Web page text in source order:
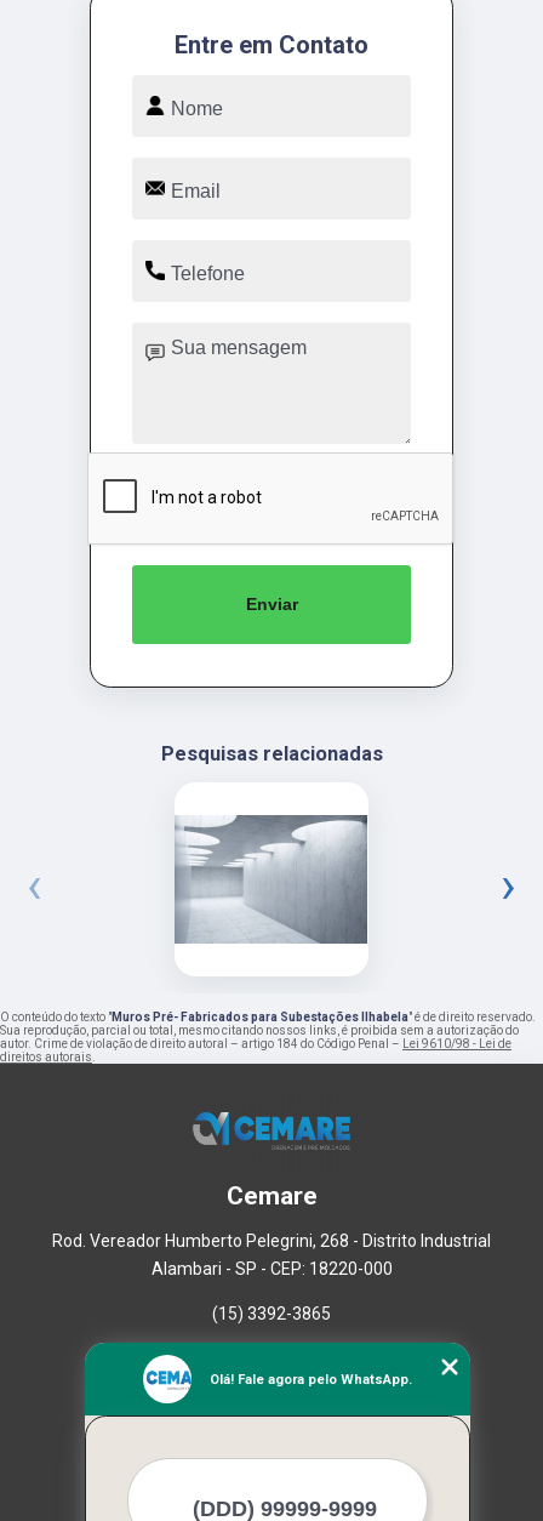
Entre em Contato
Enviar
Pesquisas relacionadas
‹ ›
O conteúdo do texto "Muros Pré- Fabricados para Subestações Ilhabela" é de direito reservado.
Sua reprodução, parcial ou total, mesmo citando nossos links, é proibida sem a autorização do
autor. Crime de violação de direito autoral – artigo 184 do Código Penal –
Lei 9610/98 - Lei de
direitos autorais
Cemare
Rod. Vereador Humberto Pelegrini, 268 - Distrito Industrial
Alambari - SP - CEP: 18220-000
(15) 3392-3865
Empresa
Missão
Mapa do site
Olá! Fale agora pelo WhatsApp.